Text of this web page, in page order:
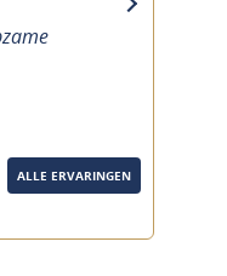
next
ALLE ERVARINGEN